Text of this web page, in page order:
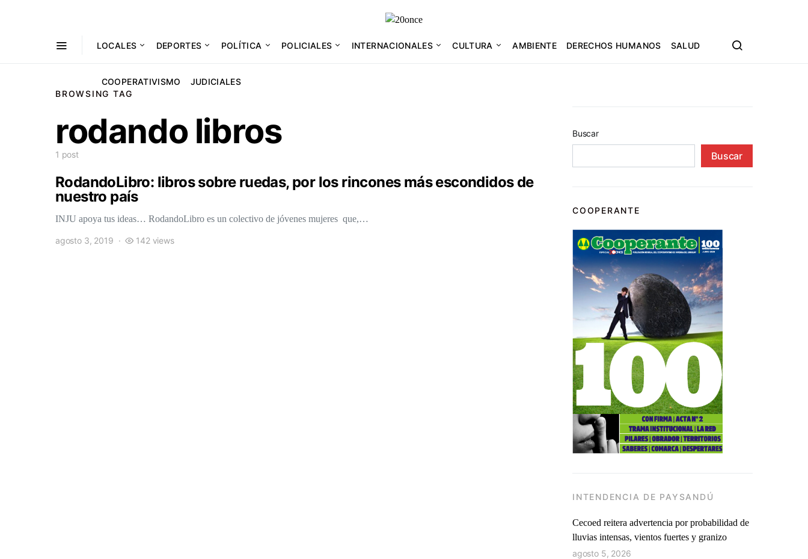
LOCALES DEPORTES POLÍTICA POLICIALES INTERNACIONALES CULTURA AMBIENTE DERECHOS HUMANOS SALUD
COOPERATIVISMO
JUDICIALES
BROWSING TAG
rodando libros
1 post
RodandoLibro: libros sobre ruedas, por los rincones más escondidos de
nuestro país
INJU apoya tus ideas… RodandoLibro es un colectivo de jóvenes mujeres que,…
agosto 3, 2019 142 views
Buscar
Buscar
COOPERANTE
INTENDENCIA DE PAYSANDÚ
Cecoed reitera advertencia por probabilidad de
lluvias intensas, vientos fuertes y granizo
agosto 5, 2026